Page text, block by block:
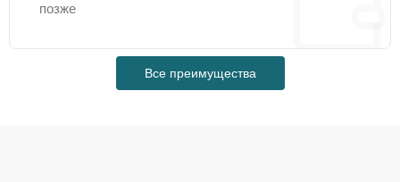
позже
Все преимущества